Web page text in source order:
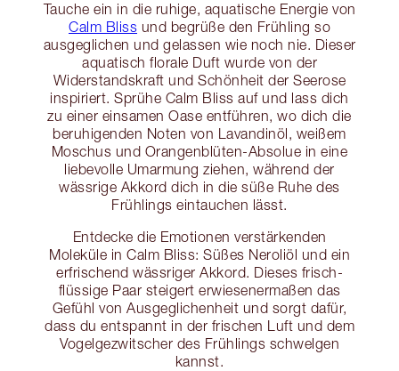
Tauche ein in die ruhige, aquatische Energie von
Calm Bliss und begrüße den Frühling so
ausgeglichen und gelassen wie noch nie. Dieser
aquatisch florale Duft wurde von der
Widerstandskraft und Schönheit der Seerose
inspiriert. Sprühe Calm Bliss auf und lass dich
zu einer einsamen Oase entführen, wo dich die
beruhigenden Noten von Lavandinöl, weißem
Moschus und Orangenblüten-Absolue in eine
liebevolle Umarmung ziehen, während der
wässrige Akkord dich in die süße Ruhe des
Frühlings eintauchen lässt.
Entdecke die Emotionen verstärkenden
Moleküle in Calm Bliss: Süßes Neroliöl und ein
erfrischend wässriger Akkord. Dieses frisch-
flüssige Paar steigert erwiesenermaßen das
Gefühl von Ausgeglichenheit und sorgt dafür,
dass du entspannt in der frischen Luft und dem
Vogelgezwitscher des Frühlings schwelgen
kannst.